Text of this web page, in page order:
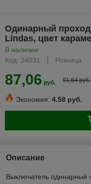
Одинарный
Lindas, цвет
В наличии
Код: 34031
Розница
87,06 руб. 91,64 руб.
Экономия: 4.58 руб.
Описание
Выключатель одинарный